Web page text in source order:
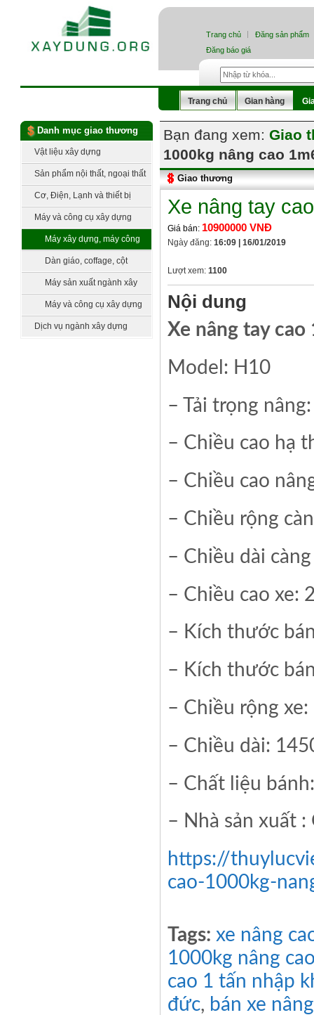
Trang chủ
Đăng sản phẩm
Đăng báo giá
Trang chủ Gian hàng
Danh mục giao thương
Vật liệu xây dựng
Sản phẩm nội thất, ngoại thất
Cơ, Điện, Lạnh và thiết bị
công nghệ
Máy và công cụ xây dựng
Máy xây dựng, máy công
Dàn giáo, coffage, cột
chống, ván khuôn
Máy sản xuất ngành xây
Máy và công cụ xây dựng
khácDịch vụ ngành xây dựng
Bạn đang xem: Giao
1000kg nâng cao
Giao thương
Xe nâng tay
Giá bán: 10900000 VNĐ
Ngày đăng: 16:09 | 16/01/2019
Lượt xem: 1100
Nội dung
Xe nâng tay
Model: H10
– Tải trọng
– Chiều cao hạ
– Chiều cao
– Chiều rộng
– Chiều dài
– Chiều cao xe:
– Kích thước
– Kích thước
– Chiều rộng
– Chiều dài:
– Chất liệu
– Nhà sản xuất
https://
cao-1000kg-
Tags: xe nâng
1000kg nâng
cao 1 tấn nhập
đức, bán xe